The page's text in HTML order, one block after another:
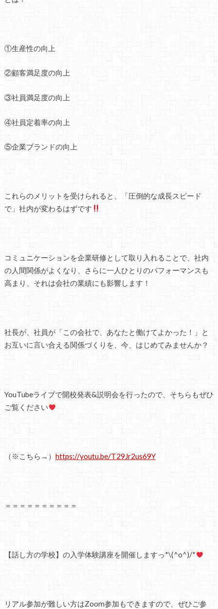
①生産性の向上
②顧客満足度の向上
③社員満足度の向上
④社員定着率の向上
⑤企業ブランドの向上
これらのメリットを受けられると、「圧倒的な成長スピード
で」社内が変わるはずです
コミュニケーションを企業研修として取り入れることで、社内
の人間関係がよくなり、さらに一人ひとりのパフォーマンスも
高まり、それは会社の業績にも影響します！
社長が、社員が「この会社で、あなたと働けてよかった！」と
お互いに言い合える関係づくりを、今、はじめてみませんか？
YouTubeライブで開校発表&説明会を行ったので、そちらもぜひ
ご覧ください
（※こちら→） https://youtu.be/T29Jr2us69Y
＝＝＝＝＝＝＝＝＝＝
【話し方の学校】の入学体験講座を開催しますっ*\(^o^)/*
リアル参加が難しい方はZoom参加もできますので、ぜひご参